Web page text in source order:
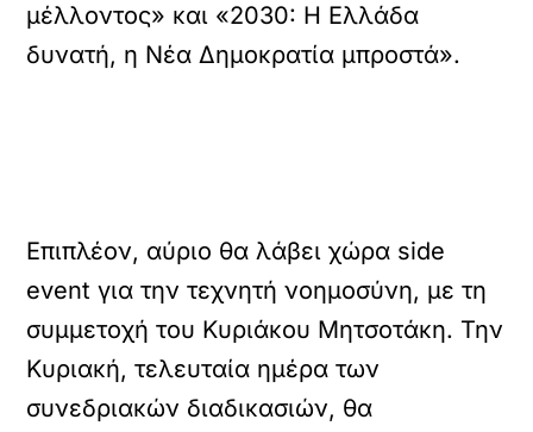
μέλλοντος» και «2030: Η Ελλάδα
δυνατή, η Νέα Δημοκρατία μπροστά».
Επιπλέον, αύριο θα λάβει χώρα side
event για την τεχνητή νοημοσύνη, με τη
συμμετοχή του Κυριάκου Μητσοτάκη. Την
Κυριακή, τελευταία ημέρα των
συνεδριακών διαδικασιών, θα